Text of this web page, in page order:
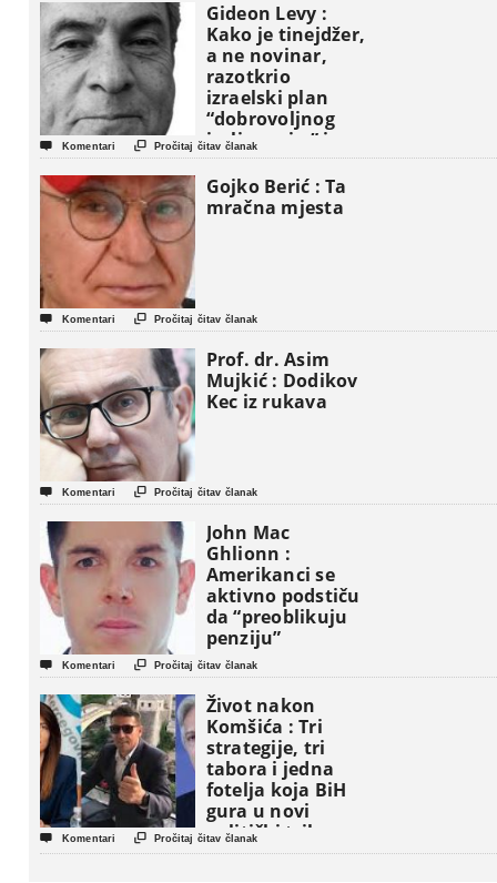
Gideon Levy :
Kako je tinejdžer,
a ne novinar,
razotkrio
izraelski plan
“dobrovoljnog
iseljavanja ” iz
Gaze
 Komentari  Pročitaj čitav članak
Gojko Berić : Ta
mračna mjesta
 Komentari  Pročitaj čitav članak
Prof. dr. Asim
Mujkić : Dodikov
Kec iz rukava
 Komentari  Pročitaj čitav članak
John Mac
Ghlionn :
Amerikanci se
aktivno podstiču
da “preoblikuju
penziju”
 Komentari  Pročitaj čitav članak
Život nakon
Komšića : Tri
strategije, tri
tabora i jedna
fotelja koja BiH
gura u novi
politički triler
 Komentari  Pročitaj čitav članak